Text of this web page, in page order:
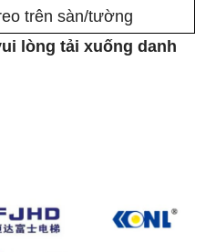
trên sàn/tường
lòng tải xuống danh